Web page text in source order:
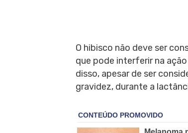
O hibisco não deve ser
que pode interferir na
disso, apesar de ser
gravidez, durante a